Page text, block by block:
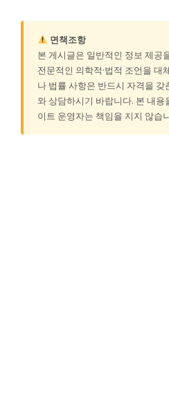
면책조항
본 게시글은 일반적인 정보 제공
전문적인 의학적·법적 조언을 대
나 법률 사항은 반드시 자격을 갖
와 상담하시기 바랍니다. 본 내
이트 운영자는 책임을 지지 않습